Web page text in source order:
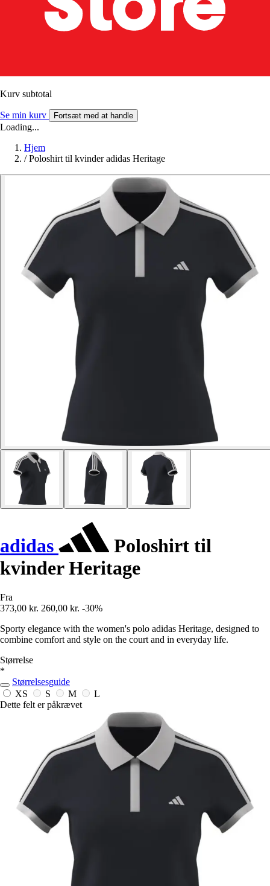
Kurv subtotal
Se min kurv Fortsæt med at handle
Loading...
Hjem
/ Poloshirt til kvinder adidas Heritage
adidas
Poloshirt til
kvinder Heritage
Fra
373,00 kr. 260,00 kr. -30%
Sporty elegance with the women's polo adidas Heritage, designed to
combine comfort and style on the court and in everyday life.
Størrelse
*
Størrelsesguide
XS
S M
L
Dette felt er påkrævet